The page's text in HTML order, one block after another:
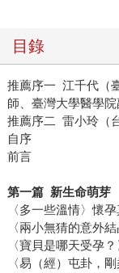
目錄
推薦序一 江千代（
師、臺灣大學醫學
推薦序二 雷小玲（
自序
前言
第一篇 新生命萌芽
〈多一些溫情〉懷
〈兩小無猜的意外
〈寶貝是哪天受孕
〈易（經）屯卦，